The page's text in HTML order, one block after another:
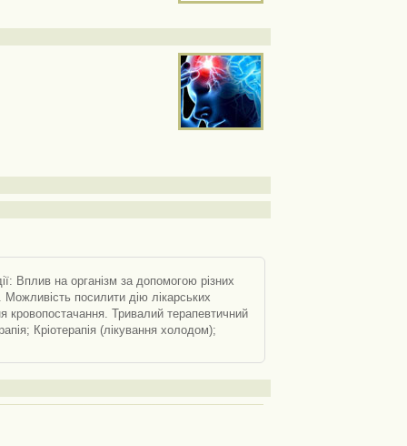
Вплив на організм за допомогою різних
Можливість посилити дію лікарських
кровопостачання. Тривалий терапевтичний
Кріотерапія (лікування холодом);